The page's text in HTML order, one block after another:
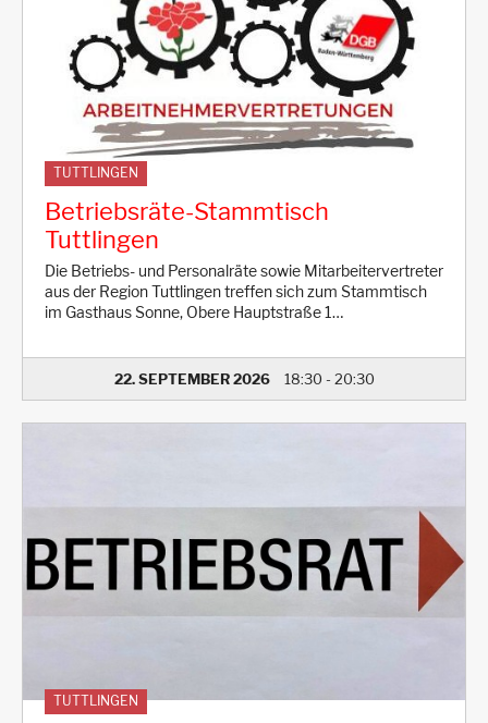
TUTTLINGEN
Betriebsräte-Stammtisch
Tuttlingen
Die Betriebs- und Personalräte sowie Mitarbeitervertreter
aus der Region Tuttlingen treffen sich zum Stammtisch
im Gasthaus Sonne, Obere Hauptstraße 1…
22. SEPTEMBER 2026 18:30 - 20:30
TUTTLINGEN